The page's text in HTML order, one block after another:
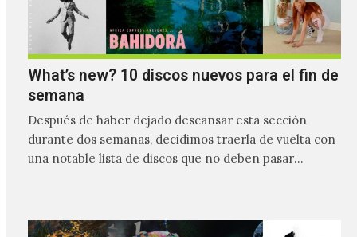
What’s new? 10 discos nuevos para el fin de
semana
Después de haber dejado descansar esta sección
durante dos semanas, decidimos traerla de vuelta con
una notable lista de discos que no deben pasar